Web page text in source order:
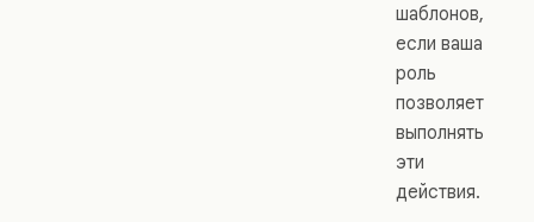
шаблонов,
если ваша
роль
позволяет
выполнять
эти
действия.